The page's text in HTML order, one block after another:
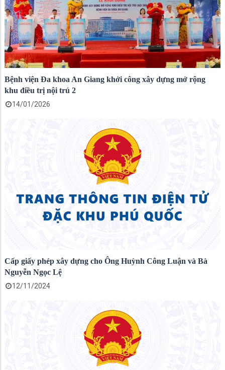
Bệnh viện Đa khoa An Giang khởi công xây dựng mở rộng
khu điều trị nội trú 2
14/01/2026
Cấp giấy phép xây dựng cho Ông Huỳnh Công Luận và Bà
Nguyễn Ngọc Lệ
12/11/2024